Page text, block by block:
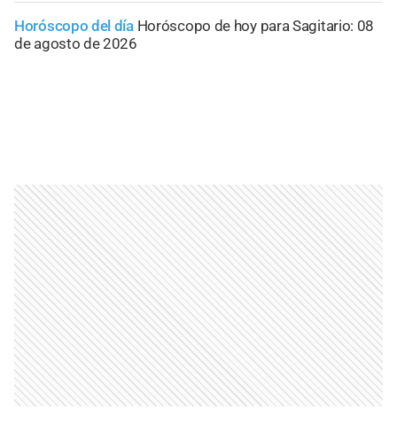
Horóscopo del día Horóscopo de hoy para Sagitario: 08
de agosto de 2026